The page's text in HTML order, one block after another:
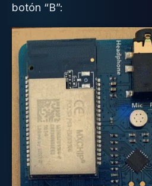
botón “B”: